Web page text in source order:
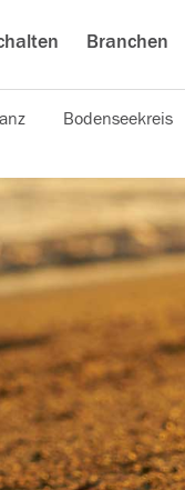
Branchen
Bodenseekreis